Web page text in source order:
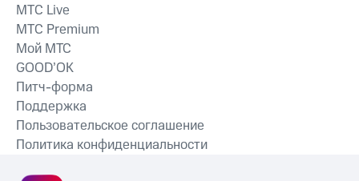
MTС Live
MTС Premium
Мой МТС
GOOD’OK
Питч-форма
Поддержка
Пользовательское соглашение
Политика конфиденциальности